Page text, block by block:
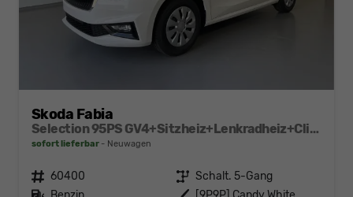
Skoda Fabia
Selection 95PS GV4+Sitzheiz+Lenkradheiz+Climatronic+Sunset+AppConnect+PDC
sofort lieferbar Neuwagen
Fahrzeugnr. 60400 Getriebe Schalt. 5-Gang